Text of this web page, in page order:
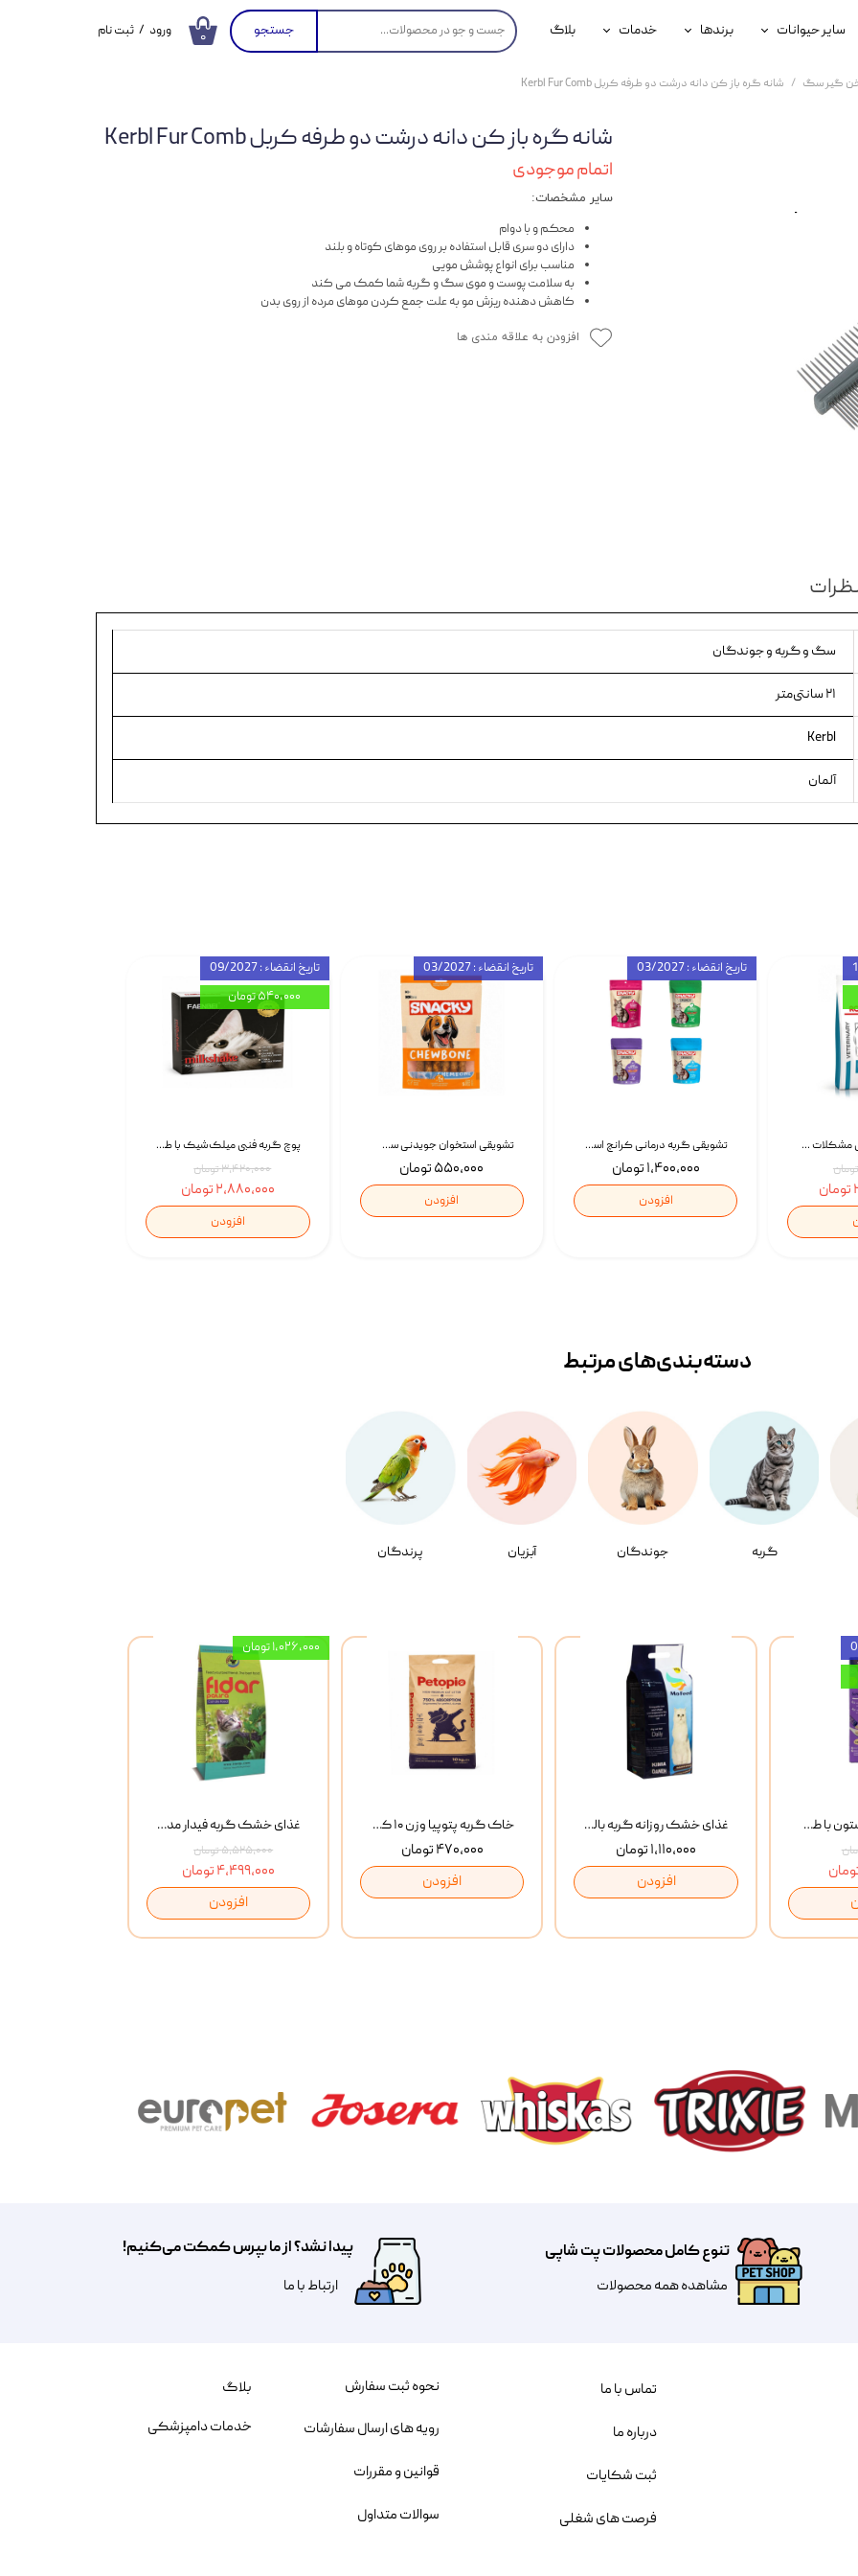
۰ جستجو سایر حیوانات
محصولات پرندگان
برندها خدمات
خدمات آنلاین دامپزشکی
بلاگ ورود / ثبت نام
سفارشات
گیر سگ شانه گره باز کن دانه درشت دو طرفه کربل Kerbl Fur Comb
شانه گره باز کن دانه درشت دو طرفه کربل Kerbl Fur Comb
اتمام موجودی
سایر مشخصات:
محکم و با دوام
دارای دو سری قابل استفاده بر روی موهای کوتاه و بلند
مناسب برای انواع پوشش مویی
به سلامت پوست و موی سگ و گربه شما کمک می کند
کاهش دهنده ریزش مو به علت جمع کردن موهای مرده از روی بدن
افزودن به علاقه مندی ها
سگ و گربه و جوندگان
۲۱ سانتی‌متر
Kerbl
آلمان
پوچ گربه فنبی میلک‌شیک با طعم مرغ Faenbei Cat Milk Shake Pouch بسته 12 عددی
۳,۴۲۰,۰۰۰ تومان
۲,۸۸۰,۰۰۰ تومان
افزودن
تاریخ انقضاء : 09/2027
۵۴۰,۰۰۰ تومان
تشویقی استخوان جویدنی سگ اسنکی کرانچی با طعم مرغ Snacky Crunchy Munchy وزن 100 گرم
۵۵۰,۰۰۰ تومان
افزودن
تاریخ انقضاء : 03/2027
تشویقی گربه درمانی کرانچ اسنکی با طعم میکس Snacky Crunch Cat Treats وزن 60 گرم بسته 4 عددی
۱,۴۰۰,۰۰۰ تومان
افزودن
تاریخ انقضاء : 03/2027
غذای خشک درمانی مشکلات گوارشی سگ رویال کنین Royal Canin Hypoallergenic وزن 7 کیلوگرم | پت استوک
گربه جوندگان آبزیان پرندگان
دسته‌بندی‌‌های مرتبط
غذای خشک گربه فیدار مدل Adult وزن 10 کیلوگرم
۵,۵۲۵,۰۰۰ تومان
۴,۴۹۹,۰۰۰ تومان
افزودن
۱,۰۲۶,۰۰۰ تومان
خاک گربه پتوپیا وزن ۱۰ کیلوگرم
۴۷۰,۰۰۰ تومان
افزودن
غذای خشک روزانه گربه بالغ مفید MoFeed Adult Daily Cat Food وزن 2 کیلوگرم
۱,۱۱۰,۰۰۰ تومان
افزودن
بستنی گربه وینستون با طعم مرغ و ماهی Winstone Chicken & Fish بسته 8 عددی
تنوع کامل محصولات پت شاپی
مشاهده همه محصولات
پیدا نشد؟ از ما بپرس کمکت می‌کنیم!
​​​ارتباط با ما
نحوه ثبت سفارش
رویه های ارسال سفارشات
قوانین و مقررات
سوالات متداول
تماس با ما
درباره ما
ثبت شکایات
فرصت های شغلی
بلاگ
خدمات دامپزشکی